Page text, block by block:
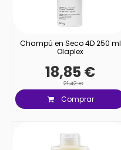
Champú en Seco 4D 250 ml
Olaplex
18,85 €
21,42 €
Comprar